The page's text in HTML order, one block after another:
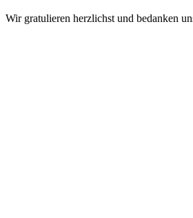
Wir gratulieren herzlichst und bedanken